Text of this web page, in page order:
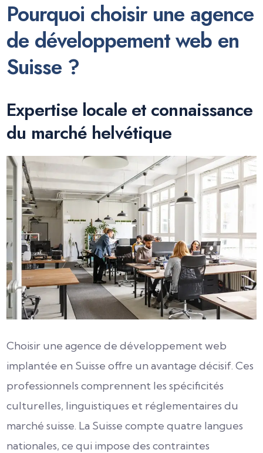
Pourquoi choisir une agence
de développement web en
Suisse ?
Expertise locale et connaissance
du marché helvétique
Choisir une agence de développement web
implantée en Suisse offre un avantage décisif. Ces
professionnels comprennent les spécificités
culturelles, linguistiques et réglementaires du
marché suisse. La Suisse compte quatre langues
nationales, ce qui impose des contraintes